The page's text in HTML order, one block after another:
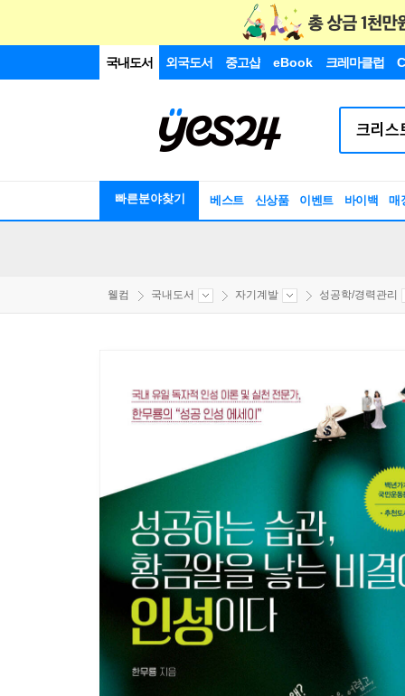
국내도서 외국도서 중고샵 eBook 크레마클럽
빠른분야찾기 베스트 신상품 이벤트 바이백 매
웰컴 국내도서 자기계발 성공학/경력관리